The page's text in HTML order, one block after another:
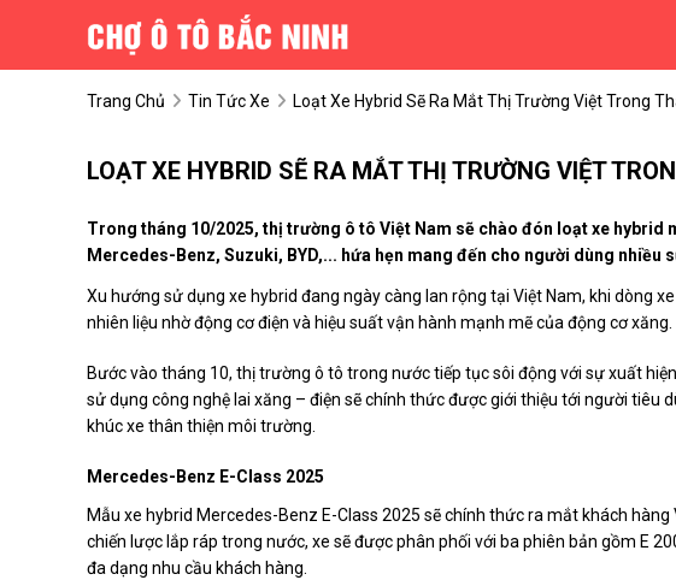
Trang Chủ Tin Tức Xe Loạt Xe Hybrid Sẽ Ra Mắt Thị Trường Việt Trong
LOẠT XE HYBRID SẼ RA MẮT THỊ TRƯỜNG VIỆT
Trong tháng 10/2025, thị trường ô tô Việt Nam sẽ chào đón loạt xe hybrid
Mercedes-Benz, Suzuki, BYD,... hứa hẹn mang đến cho người dùng nhiều
Xu hướng sử dụng xe hybrid đang ngày càng lan rộng tại Việt Nam, khi dòng
nhiên liệu nhờ động cơ điện và hiệu suất vận hành mạnh mẽ của động cơ xăng.
Bước vào tháng 10, thị trường ô tô trong nước tiếp tục sôi động với sự xuất
sử dụng công nghệ lai xăng – điện sẽ chính thức được giới thiệu tới người tiêu
khúc xe thân thiện môi trường.
Mercedes-Benz E-Class 2025
Mẫu xe hybrid Mercedes-Benz E-Class 2025 sẽ chính thức ra mắt khách
chiến lược lắp ráp trong nước, xe sẽ được phân phối với ba phiên bản gồm E
đa dạng nhu cầu khách hàng.